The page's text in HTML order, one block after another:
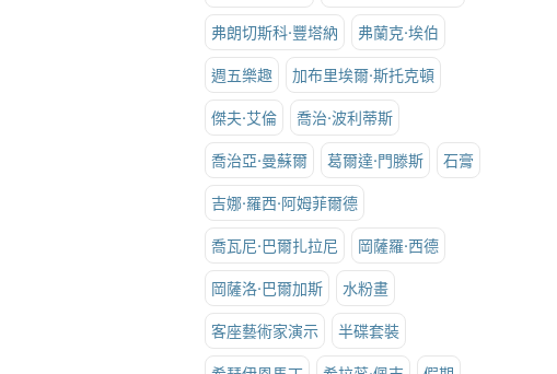
弗朗切斯科·豐塔納 弗蘭克·埃伯
週五樂趣 加布里埃爾·斯托克頓
傑夫·艾倫 喬治·波利蒂斯
喬治亞·曼蘇爾 葛爾達·門滕斯 石膏
吉娜·羅西·阿姆菲爾德
喬瓦尼·巴爾扎拉尼 岡薩羅·西德
岡薩洛·巴爾加斯 水粉畫
客座藝術家演示 半碟套裝